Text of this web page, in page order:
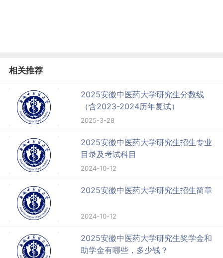
相关推荐
2025安徽中医药大学研究生分数线
（含2023-2024历年复试）
2025-3-28
2025安徽中医药大学研究生招生专业
目录及考试科目
2024-10-12
2025安徽中医药大学研究生招生简章
2024-10-12
2025安徽中医药大学研究生奖学金和
助学金有哪些，多少钱？